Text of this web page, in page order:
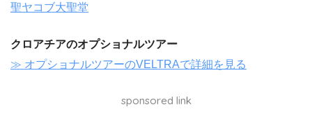
聖ヤコブ大聖堂
クロアチアのオプショナルツアー
≫ オプショナルツアーのVELTRAで詳細を見る
sponsored link